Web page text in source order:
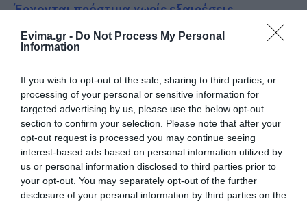
Evima.gr - Do Not Process My Personal
Information
If you wish to opt-out of the sale, sharing to third parties, or
processing of your personal or sensitive information for
targeted advertising by us, please use the below opt-out
section to confirm your selection. Please note that after your
opt-out request is processed you may continue seeing
interest-based ads based on personal information utilized by
us or personal information disclosed to third parties prior to
your opt-out. You may separately opt-out of the further
disclosure of your personal information by third parties on the
Έρχονται πρόστιμα χωρίς εξαιρέσεις
Εύβοια: Η μαύρη επέτειος της καταστροφικής
πυρκαγιάς – Το χρονικό της τραγωδίας
Κάνεις δεν ξεχνά τι έζησε η Εύβοια πριν πέντε
χρόνια
Αγανάκτηση σε χωριό της Εύβοιας: Μένουν
κάθε μέρα χωρίς νερό – Σοβαρή καταγγελία
Ακολουθήστε το evima.gr στοGoogle News